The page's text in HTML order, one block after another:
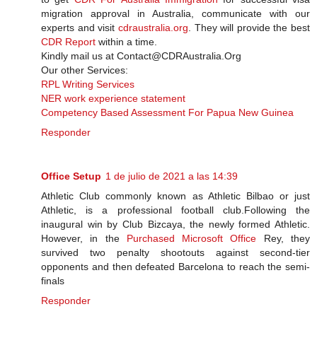
migration approval in Australia, communicate with our
experts and visit cdraustralia.org. They will provide the best
CDR Report within a time.
Kindly mail us at Contact@CDRAustralia.Org
Our other Services:
RPL Writing Services
NER work experience statement
Competency Based Assessment For Papua New Guinea
Responder
Office Setup 1 de julio de 2021 a las 14:39
Athletic Club commonly known as Athletic Bilbao or just
Athletic, is a professional football club.Following the
inaugural win by Club Bizcaya, the newly formed Athletic.
However, in the Purchased Microsoft Office Rey, they
survived two penalty shootouts against second-tier
opponents and then defeated Barcelona to reach the semi-​
finals
Responder